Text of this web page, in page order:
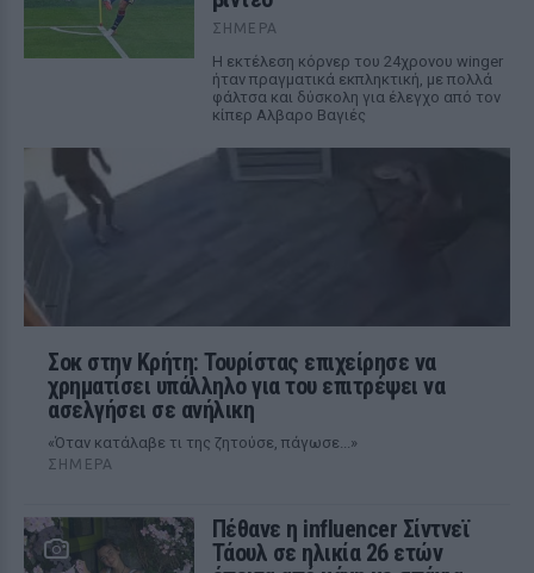
ΣΉΜΕΡΑ
Η εκτέλεση κόρνερ του 24χρονου winger
ήταν πραγματικά εκπληκτική, με πολλά
φάλτσα και δύσκολη για έλεγχο από τον
κίπερ Αλβαρο Βαγιές
Σοκ στην Κρήτη: Τουρίστας επιχείρησε να
χρηματίσει υπάλληλο για του επιτρέψει να
ασελγήσει σε ανήλικη
«Όταν κατάλαβε τι της ζητούσε, πάγωσε...»
ΣΉΜΕΡΑ
Πέθανε η influencer Σίντνεϊ
Τάουλ σε ηλικία 26 ετών